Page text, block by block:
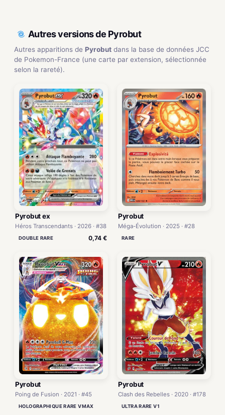
Autres versions de Pyrobut
Autres apparitions de Pyrobut dans la base de données JCC
de Pokemon-France (une carte par extension, sélectionnée
selon la rareté).
Pyrobut ex
Héros Transcendants · 2026 · #38
DOUBLE RARE 0,74 €
Pyrobut
Méga-Évolution · 2025 · #28
RARE
Pyrobut
Poing de Fusion · 2021 · #45
HOLOGRAPHIQUE RARE VMAX
Pyrobut
Clash des Rebelles · 2020 · #178
ULTRA RARE V1